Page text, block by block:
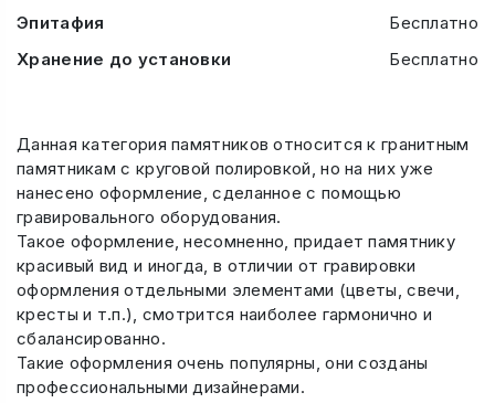
Эпитафия
Бесплатно
Хранение до установки
Бесплатно
Данная категория памятников относится к гранитным
памятникам с круговой полировкой, но на них уже
нанесено оформление, сделанное с помощью
гравировального оборудования.
Такое оформление, несомненно, придает памятнику
красивый вид и иногда, в отличии от гравировки
оформления отдельными элементами (цветы, свечи,
кресты и т.п.), смотрится наиболее гармонично и
сбалансированно.
Такие оформления очень популярны, они созданы
профессиональными дизайнерами.